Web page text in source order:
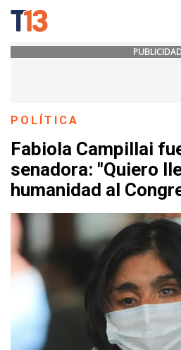
POLÍTICA
Fabiola Campillai
senadora: "Quiero
humanidad al